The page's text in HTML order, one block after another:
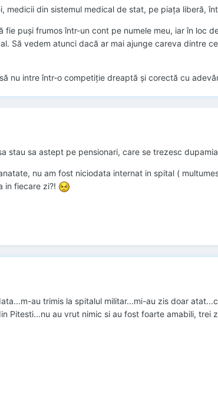
medicii din sistemul medical de stat, pe piața liberă,
fie puși frumos într-un cont pe numele meu, iar în
Să vedem atunci dacă ar mai ajunge careva dintre
nu intre într-o competiție dreaptă și corectă cu
stau sa astept pe pensionari, care se trezesc
nu am fost niciodata internat in spital (
in fiecare zi?!
au trimis la spitalul militar...mi-au zis doar
Pitesti...nu au vrut nimic si au fost foarte amabili,